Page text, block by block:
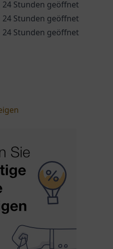
24 Stunden geöffnet
24 Stunden geöffnet
24 Stunden geöffnet